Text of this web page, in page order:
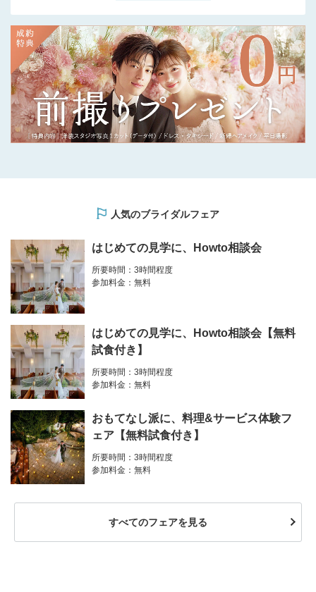
人気のブライダルフェア
はじめての見学に、Howto相談会
所要時間：3時間程度
参加料金：無料
はじめての見学に、Howto相談会【無料
試食付き】
所要時間：3時間程度
参加料金：無料
おもてなし派に、料理&サービス体験フ
ェア【無料試食付き】
所要時間：3時間程度
参加料金：無料
すべてのフェアを見る